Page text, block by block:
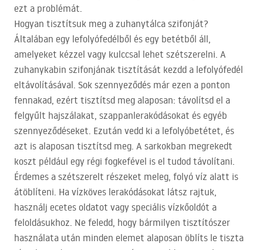
ezt a problémát.
Hogyan tisztítsuk meg a zuhanytálca szifonját?
Általában egy lefolyófedélből és egy betétből áll,
amelyeket kézzel vagy kulccsal lehet szétszerelni. A
zuhanykabin szifonjának tisztítását kezdd a lefolyófedél
eltávolításával. Sok szennyeződés már ezen a ponton
fennakad, ezért tisztítsd meg alaposan: távolítsd el a
felgyűlt hajszálakat, szappanlerakódásokat és egyéb
szennyeződéseket. Ezután vedd ki a lefolyóbetétet, és
azt is alaposan tisztítsd meg. A sarkokban megrekedt
koszt például egy régi fogkefével is el tudod távolítani.
Érdemes a szétszerelt részeket meleg, folyó víz alatt is
átöblíteni. Ha vízköves lerakódásokat látsz rajtuk,
használj ecetes oldatot vagy speciális vízkőoldót a
feloldásukhoz. Ne feledd, hogy bármilyen tisztítószer
használata után minden elemet alaposan öblíts le tiszta